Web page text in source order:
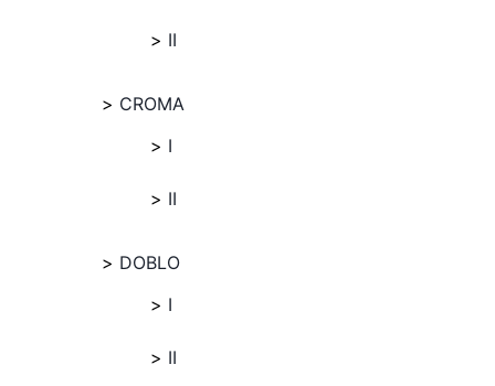
II
CROMA
I
II
DOBLO
I
II